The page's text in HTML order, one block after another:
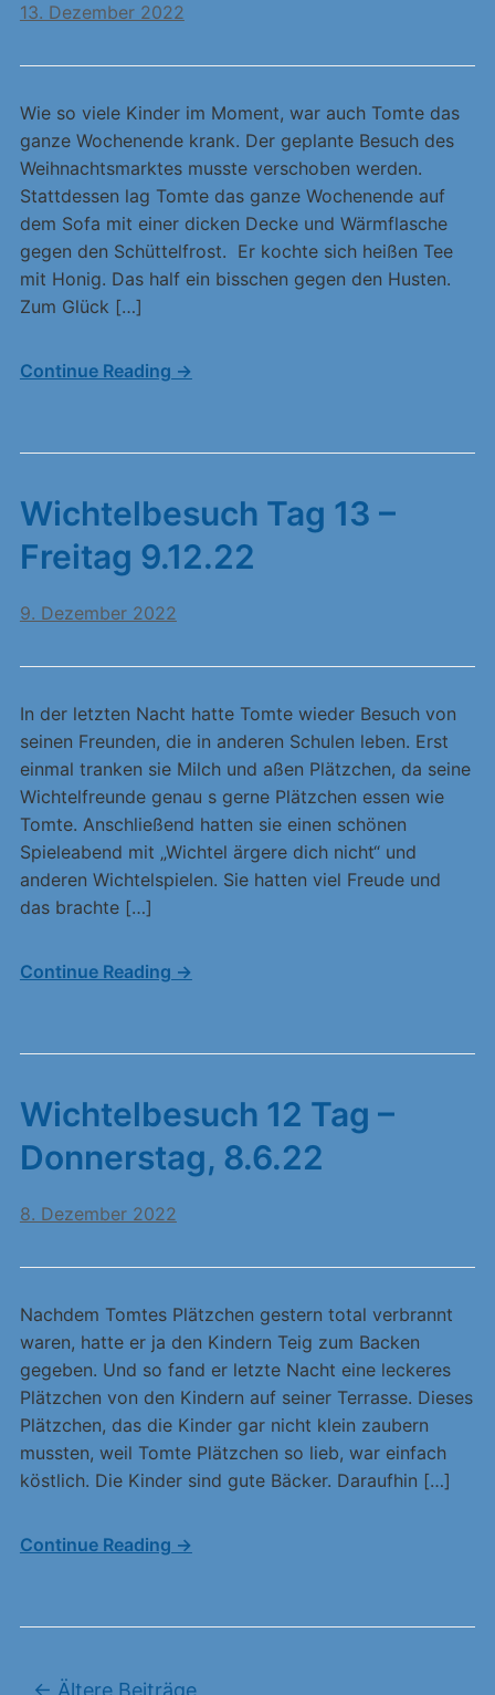
13. Dezember 2022
Wie so viele Kinder im Moment, war auch Tomte das
ganze Wochenende krank. Der geplante Besuch des
Weihnachtsmarktes musste verschoben werden.
Stattdessen lag Tomte das ganze Wochenende auf
dem Sofa mit einer dicken Decke und Wärmflasche
gegen den Schüttelfrost. Er kochte sich heißen Tee
mit Honig. Das half ein bisschen gegen den Husten.
Zum Glück […]
Continue Reading →
Wichtelbesuch Tag 13 –
Freitag 9.12.22
9. Dezember 2022
In der letzten Nacht hatte Tomte wieder Besuch von
seinen Freunden, die in anderen Schulen leben. Erst
einmal tranken sie Milch und aßen Plätzchen, da seine
Wichtelfreunde genau s gerne Plätzchen essen wie
Tomte. Anschließend hatten sie einen schönen
Spieleabend mit „Wichtel ärgere dich nicht“ und
anderen Wichtelspielen. Sie hatten viel Freude und
das brachte […]
Continue Reading →
Wichtelbesuch 12 Tag –
Donnerstag, 8.6.22
8. Dezember 2022
Nachdem Tomtes Plätzchen gestern total verbrannt
waren, hatte er ja den Kindern Teig zum Backen
gegeben. Und so fand er letzte Nacht eine leckeres
Plätzchen von den Kindern auf seiner Terrasse. Dieses
Plätzchen, das die Kinder gar nicht klein zaubern
mussten, weil Tomte Plätzchen so lieb, war einfach
köstlich. Die Kinder sind gute Bäcker. Daraufhin […]
Continue Reading →
Beitragsnavigation
← Ältere Beiträge